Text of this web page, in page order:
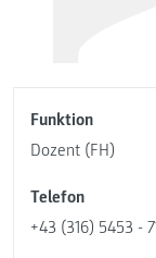
Funktion
Dozent (FH)
Telefon
+43 (316) 5453 -